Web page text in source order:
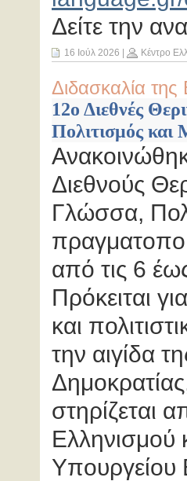
Δείτε την
16 Ιούλ 2026 Κέντρο
Διδασκαλία της
12ο Διεθνές
Πολιτισμός
Διεθνούς
Γλώσσα,
από τις 6
Πρόκειται
και
την αιγίδα
στηρίζεται
Ελληνισμού
Υπουργείου